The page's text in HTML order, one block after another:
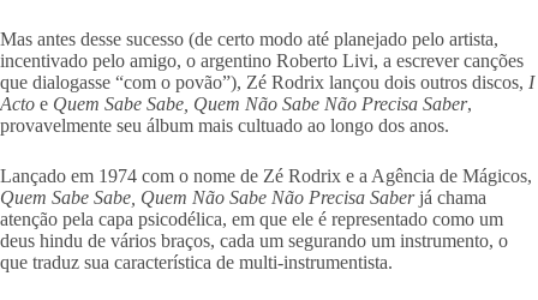
Mas antes desse sucesso (de certo modo até planejado pelo artista,
incentivado pelo amigo, o argentino Roberto Livi, a escrever canções
que dialogasse “com o povão”), Zé Rodrix lançou dois outros discos, I
Acto e Quem Sabe Sabe, Quem Não Sabe Não Precisa Saber,
provavelmente seu álbum mais cultuado ao longo dos anos.
Lançado em 1974 com o nome de Zé Rodrix e a Agência de Mágicos,
Quem Sabe Sabe, Quem Não Sabe Não Precisa Saberjá chama
atenção pela capa psicodélica, em que ele é representado como um
deus hindu de vários braços, cada um segurando um instrumento, o
que traduz sua característica de multi-instrumentista.